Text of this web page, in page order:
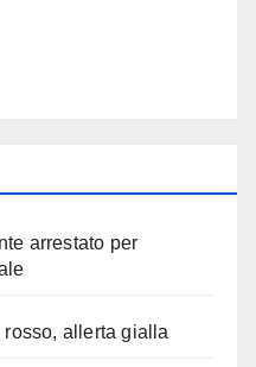
arrestato per
allerta gialla